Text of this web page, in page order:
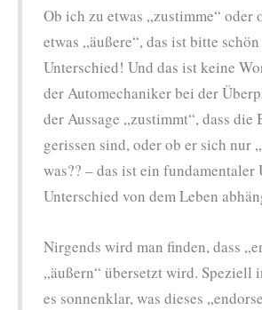
Ob ich zu etwas „zustimme“ oder
etwas „äußere“, das ist bitte
Unterschied! Und das ist keine
der Automechaniker bei der
der Aussage „zustimmt“, dass die
gerissen sind, oder ob er sich nur
was?? – das ist ein
Unterschied von dem Leben
Nirgends wird man finden, dass
„äußern“ übersetzt wird. Speziell
es sonnenklar, was dieses